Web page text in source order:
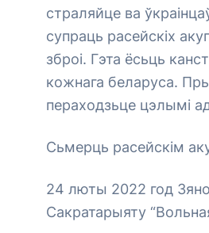
страляйце ва
супраць расейскіх
зброі. Гэта ёсьць
кожнага беларуса.
пераходзьце цэлымі
Сьмерць расейскім
24 люты 2022 год
Сакратарыяту